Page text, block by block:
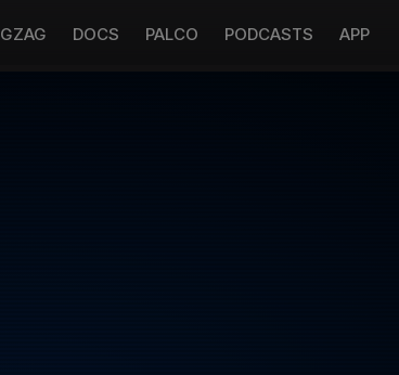
DOCS PALCO PODCASTS APP